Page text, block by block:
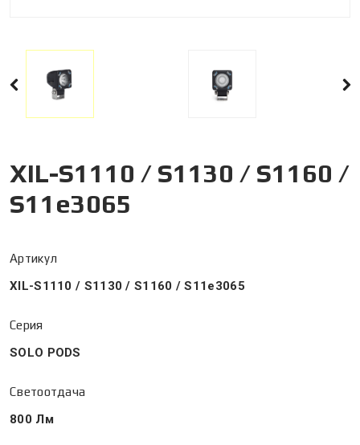
XIL-S1110 / S1130 / S1160 /
S11e3065
Артикул
XIL-S1110 / S1130 / S1160 / S11e3065
Серия
SOLO PODS
Светоотдача
800 Лм